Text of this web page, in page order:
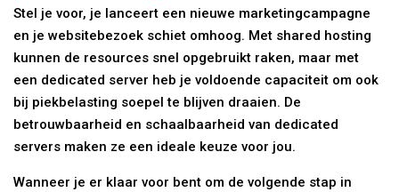
Stel je voor, je lanceert een nieuwe marketingcampagne
en je websitebezoek schiet omhoog. Met shared hosting
kunnen de resources snel opgebruikt raken, maar met
een dedicated server heb je voldoende capaciteit om ook
bij piekbelasting soepel te blijven draaien. De
betrouwbaarheid en schaalbaarheid van dedicated
servers maken ze een ideale keuze voor jou.
Wanneer je er klaar voor bent om de volgende stap in